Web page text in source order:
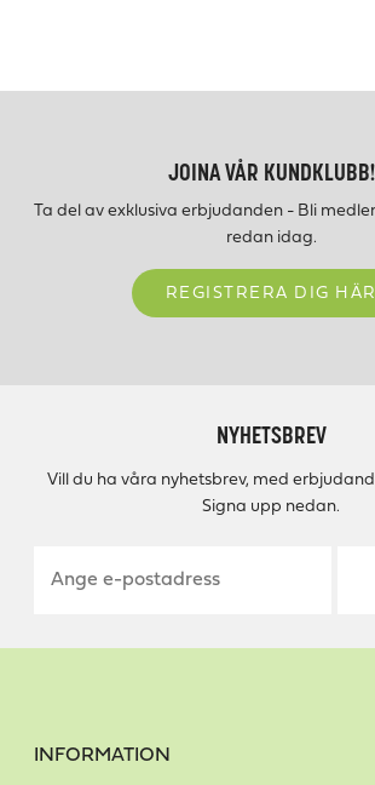
JOINA VÅR KUNDKLUBB!
Ta del av exklusiva erbjudanden - Bli
redan idag.
REGISTRERA DIG HÄR
NYHETSBREV
Vill du ha våra nyhetsbrev, med
Signa upp nedan.
INFORMATION